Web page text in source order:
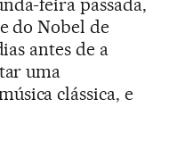
do Nobel de
antes de a
uma
clássica, e